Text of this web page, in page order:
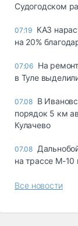
Судогодском
07:19 КАЗ
на 20%
07:06 На
в Туле
07.08 В
порядок 5 км
Кулачево
07.08
на трассе М-10
Все новости